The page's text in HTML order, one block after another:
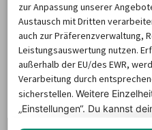
Vielzahl an möglichen
beispielsweise ein
Sitzerhöhungen für die
Angebot der erhältlichen
Ludwigshafen eine
Fahrzeuge verfügen über
zur Anpassung unserer
Austausch mit Dritten
auch zur Präferenzverwaltung,
Leistungsauswertung nutzen.
außerhalb der EU/des EWR,
Verarbeitung durch
sicherstellen.Weitere
„Einstellungen“. Du kannst